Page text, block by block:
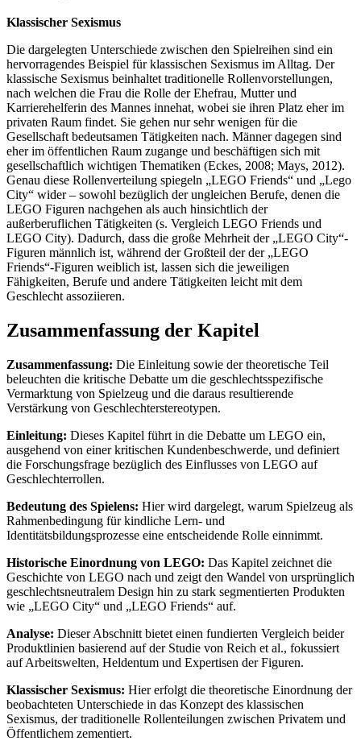
Klassischer Sexismus
Die dargelegten Unterschiede zwischen den Spielreihen sind ein
hervorragendes Beispiel für klassischen Sexismus im Alltag. Der
klassische Sexismus beinhaltet traditionelle Rollenvorstellungen,
nach welchen die Frau die Rolle der Ehefrau, Mutter und
Karrierehelferin des Mannes innehat, wobei sie ihren Platz eher im
privaten Raum findet. Sie gehen nur sehr wenigen für die
Gesellschaft bedeutsamen Tätigkeiten nach. Männer dagegen sind
eher im öffentlichen Raum zugange und beschäftigen sich mit
gesellschaftlich wichtigen Thematiken (Eckes, 2008; Mays, 2012).
Genau diese Rollenverteilung spiegeln „LEGO Friends“ und „Lego
City“ wider – sowohl bezüglich der ungleichen Berufe, denen die
LEGO Figuren nachgehen als auch hinsichtlich der
außerberuflichen Tätigkeiten (s. Vergleich LEGO Friends und
LEGO City). Dadurch, dass die große Mehrheit der „LEGO City“-
Figuren männlich ist, während der Großteil der der „LEGO
Friends“-Figuren weiblich ist, lassen sich die jeweiligen
Fähigkeiten, Berufe und andere Tätigkeiten leicht mit dem
Geschlecht assoziieren.
Zusammenfassung der Kapitel
Zusammenfassung: Die Einleitung sowie der theoretische Teil
beleuchten die kritische Debatte um die geschlechtsspezifische
Vermarktung von Spielzeug und die daraus resultierende
Verstärkung von Geschlechterstereotypen.
Einleitung: Dieses Kapitel führt in die Debatte um LEGO ein,
ausgehend von einer kritischen Kundenbeschwerde, und definiert
die Forschungsfrage bezüglich des Einflusses von LEGO auf
Geschlechterrollen.
Bedeutung des Spielens: Hier wird dargelegt, warum Spielzeug als
Rahmenbedingung für kindliche Lern- und
Identitätsbildungsprozesse eine entscheidende Rolle einnimmt.
Historische Einordnung von LEGO: Das Kapitel zeichnet die
Geschichte von LEGO nach und zeigt den Wandel von ursprünglich
geschlechtsneutralem Design hin zu stark segmentierten Produkten
wie „LEGO City“ und „LEGO Friends“ auf.
Analyse: Dieser Abschnitt bietet einen fundierten Vergleich beider
Produktlinien basierend auf der Studie von Reich et al., fokussiert
auf Arbeitswelten, Heldentum und Expertisen der Figuren.
Klassischer Sexismus: Hier erfolgt die theoretische Einordnung der
beobachteten Unterschiede in das Konzept des klassischen
Sexismus, der traditionelle Rollenteilungen zwischen Privatem und
Öffentlichem zementiert.